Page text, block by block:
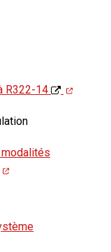
R322-14